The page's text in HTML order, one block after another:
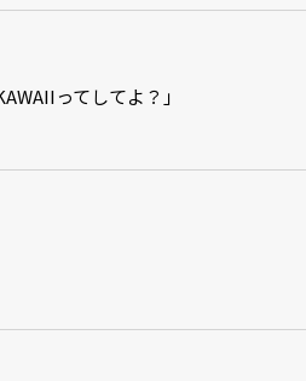
ってしてよ？」